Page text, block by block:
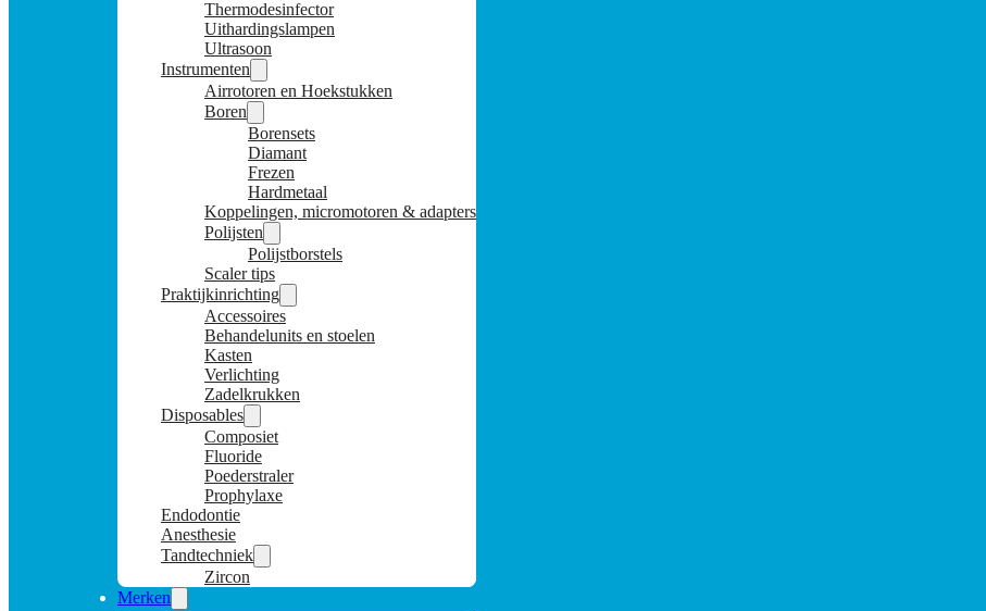
Thermodesinfector
Uithardingslampen
Ultrasoon
Instrumenten
Airrotoren en Hoekstukken
Boren
Borensets
Diamant
Frezen
Hardmetaal
Koppelingen, micromotoren & adapters
Polijsten
Polijstborstels
Scaler tips
Praktijkinrichting
Accessoires
Behandelunits en stoelen
Kasten
Verlichting
Zadelkrukken
Disposables
Composiet
Fluoride
Poederstraler
Prophylaxe
Endodontie
Anesthesie
Tandtechniek
Zircon
Merken